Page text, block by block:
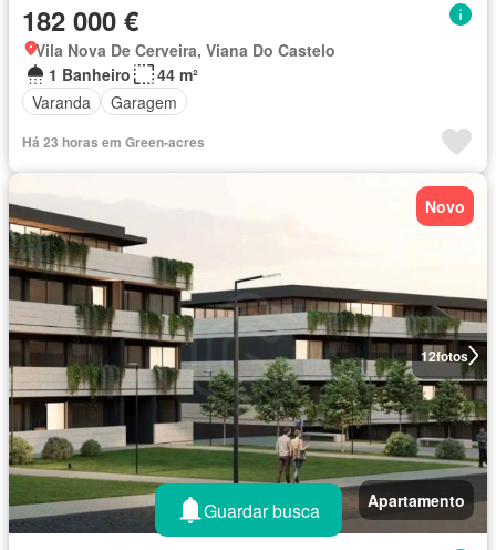
182 000 €
Vila Nova De Cerveira, Viana Do Castelo
1 Banheiro
44 m²
Varanda
Garagem
Há 23 horas em Green-acres
12fotos
Novo
Apartamento
Guardar busca